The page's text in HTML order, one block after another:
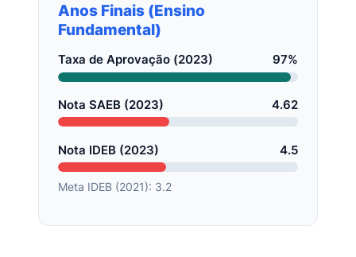
Anos Finais (Ensino
Fundamental)
Taxa de Aprovação (2023) 97%
Nota SAEB (2023) 4.62
Nota IDEB (2023) 4.5
Meta IDEB (2021): 3.2